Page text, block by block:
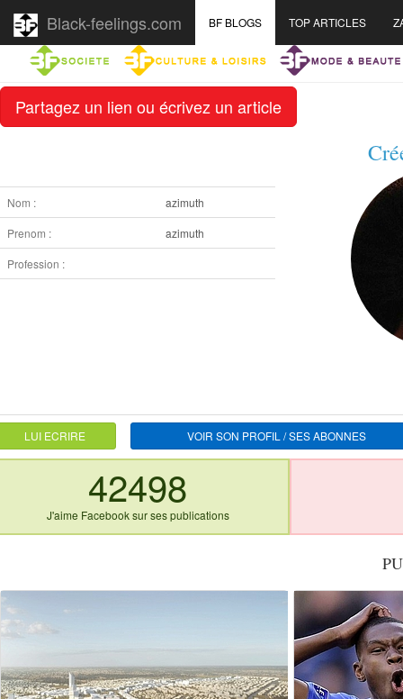
Partagez un lien ou écrivez un article
Black-feelings.com BF BLOGS TOP ARTICLES
Nom :
azimuth
Prenom :
azimuth
Profession :
LUI ECRIRE VOIR SON PROFIL / SES ABONNES
42498
J'aime Facebook sur ses publications